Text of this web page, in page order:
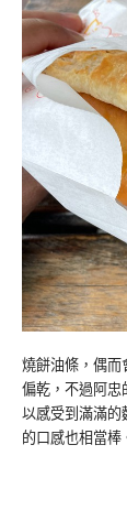
燒餅油條，偶而
偏乾，不過阿忠
以感受到滿滿的
的口感也相當棒